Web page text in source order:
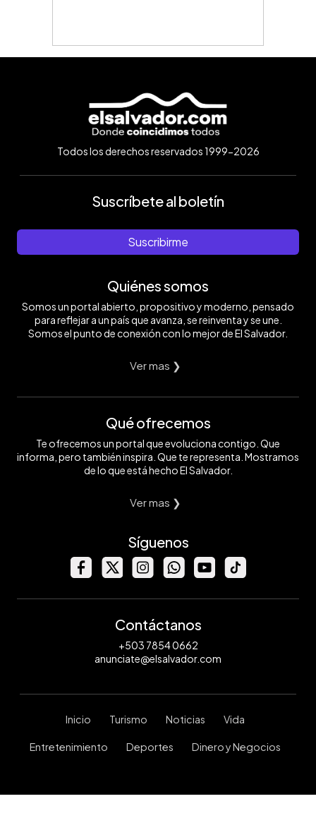
Todos los derechos reservados 1999-2026
Suscríbete al boletín
Suscribirme
Quiénes somos
Somos un portal abierto, propositivo y moderno, pensado
para reflejar a un país que avanza, se reinventa y se une.
Somos el punto de conexión con lo mejor de El Salvador.
Ver mas ❯
Qué ofrecemos
Te ofrecemos un portal que evoluciona contigo. Que
informa, pero también inspira. Que te representa. Mostramos
de lo que está hecho El Salvador.
Ver mas ❯
Síguenos
Contáctanos
+503 7854 0662
anunciate@elsalvador.com
Inicio Turismo Noticias Vida
Entretenimiento Deportes Dinero y Negocios